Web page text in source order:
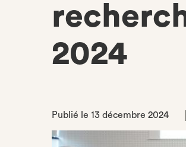
2024
Publié le 13 décembre 2024